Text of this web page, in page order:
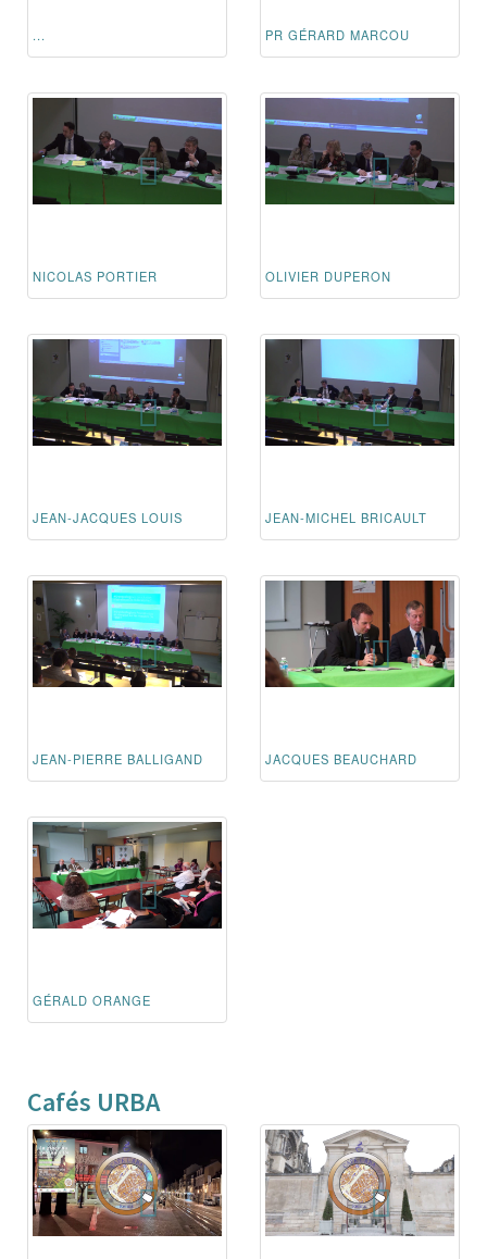
... PR GÉRARD MARCOU
NICOLAS PORTIER OLIVIER DUPERON
JEAN-JACQUES LOUIS JEAN-MICHEL BRICAULT
JEAN-PIERRE BALLIGAND JACQUES BEAUCHARD
GÉRALD ORANGE
Cafés URBA